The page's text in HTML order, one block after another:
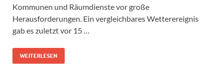
Kommunen und Räumdienste vor große
Herausforderungen. Ein vergleichbares Wetterereignis
gab es zuletzt vor 15 …
WEITERLESEN